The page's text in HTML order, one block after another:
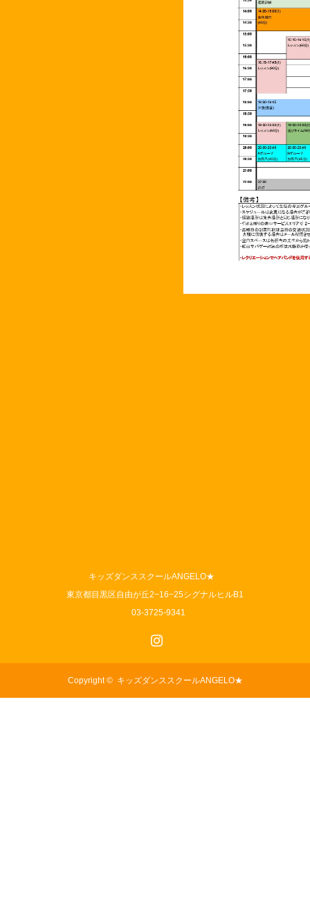
キッズダンススクールANGELO★
東京都目黒区自由が丘2−16−25シグナルヒルB1
03-3725-9341
Copyright © キッズダンススクールANGELO★